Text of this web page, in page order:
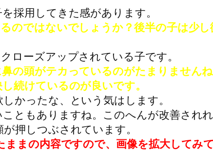
採用してきた感があります。
のではないでしょうか？後半の子は少
ローズアップされている子です。
の頭がテカっているのがたまりません
続けているのが良いです。
かったな、という気はします。
ともありますね。このへんが改善され
押しつぶされています。
まの内容ですので、画像を拡大してみ